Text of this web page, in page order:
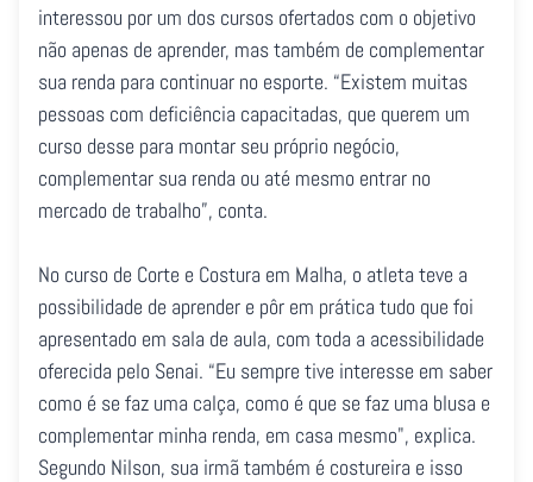
interessou por um dos cursos ofertados com o objetivo
não apenas de aprender, mas também de complementar
sua renda para continuar no esporte. “Existem muitas
pessoas com deficiência capacitadas, que querem um
curso desse para montar seu próprio negócio,
complementar sua renda ou até mesmo entrar no
mercado de trabalho”, conta.
No curso de Corte e Costura em Malha, o atleta teve a
possibilidade de aprender e pôr em prática tudo que foi
apresentado em sala de aula, com toda a acessibilidade
oferecida pelo Senai. “Eu sempre tive interesse em saber
como é se faz uma calça, como é que se faz uma blusa e
complementar minha renda, em casa mesmo", explica.
Segundo Nilson, sua irmã também é costureira e isso